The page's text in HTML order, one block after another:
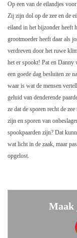
Op een van de eilandjes
Zij zijn dol op de zee en de
eiland in het bijzonder heeft
grootmoeder heeft daar als
verdreven door het ruwe
het er spookt! Pat en Danny
een goede dag besluiten ze
waar is wat de mensen
geluid van denderende
ze dat de sporen recht de
zijn en sporen van
spookpaarden zijn? Dat
wat licht in de zaak, maar
opgelost.
Maak